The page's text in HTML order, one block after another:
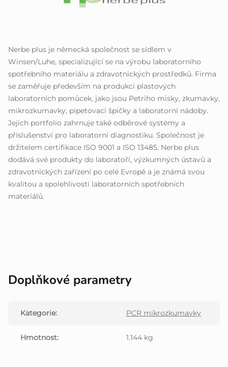
Nerbe plus je německá společnost se sídlem v
Winsen/Luhe, specializující se na výrobu laboratorního
spotřebního materiálu a zdravotnických prostředků. Firma
se zaměřuje především na produkci plastových
laboratorních pomůcek, jako jsou Petriho misky, zkumavky,
mikrozkumavky, pipetovací špičky a laboratorní nádoby.
Jejich portfolio zahrnuje také odběrové systémy a
příslušenství pro laboratorní diagnostiku. Společnost je
držitelem certifikace ISO 9001 a ISO 13485. Nerbe plus
dodává své produkty do laboratoří, výzkumných ústavů a
zdravotnických zařízení po celé Evropě a je známá svou
kvalitou a spolehlivostí laboratorních spotřebních
materiálů.
Doplňkové parametry
Kategorie: PCR mikrozkumavky
Hmotnost: 1.144 kg